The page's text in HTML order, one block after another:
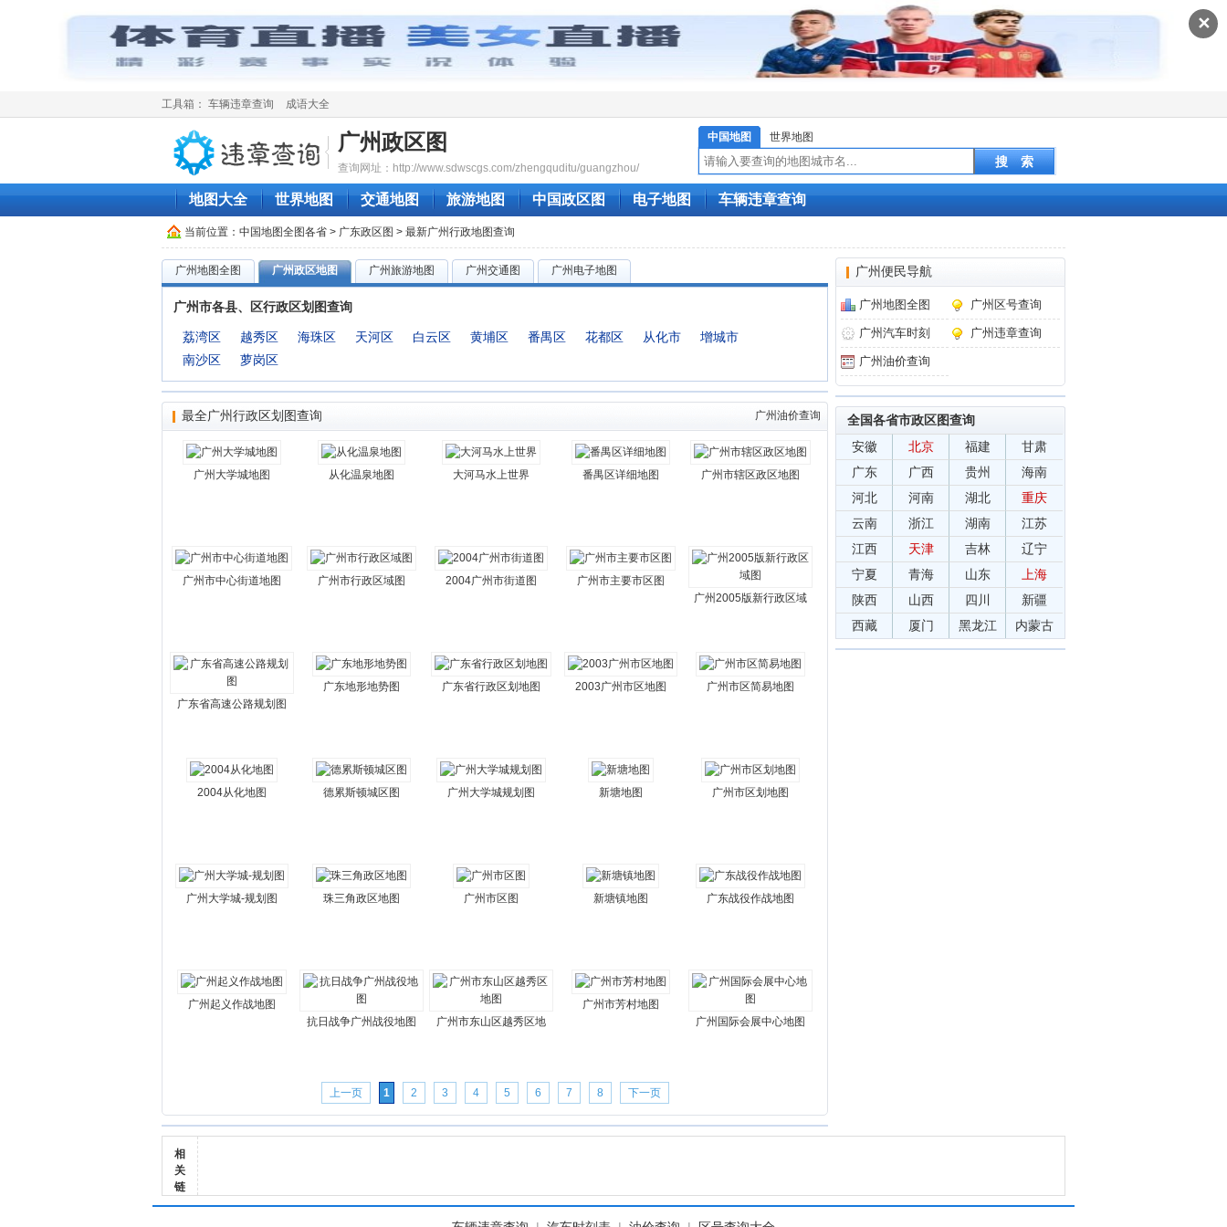
✕
工具箱： 车辆违章查询 成语大全
广州政区图
查询网址：http://www.sdwscgs.com/zhengquditu/guangzhou/
中国地图 世界地图
地图大全 世界地图 交通地图 旅游地图 中国政区图 电子地图 车辆违章查询
当前位置： 中国地图全图各省 > 广东政区图 > 最新广州行政地图查询
广州地图全图 广州政区地图 广州旅游地图 广州交通图 广州电子地图
广州市各县、区行政区划图查询
荔湾区 越秀区 海珠区 天河区 白云区 黄埔区 番禺区 花都区 从化市
增城市
南沙区
萝岗区
最全广州行政区划图查询 广州油价查询
广州大学城地图 从化温泉地图 大河马水上世界 番禺区详细地图 广州市辖区政区地图
广州市中心街道地图 广州市行政区域图 2004广州市街道图
广州市主要市区图
广州2005版新行政区域
广东省高速公路规划图
广东地形地势图 广东省行政区划地图 2003广州市区地图 广州市区简易地图
2004从化地图 德累斯顿城区图 广州大学城规划图 新塘地图 广州市区划地图
广州大学城-规划图 珠三角政区地图 广州市区图 新塘镇地图 广东战役作战地图
广州起义作战地图
抗日战争广州战役地图
广州市东山区越秀区地
广州市芳村地图
广州国际会展中心地图
上一页 1 2 3 4 5 6 7 8 下一页
广州便民导航
广州地图全图 广州区号查询
广州汽车时刻 广州违章查询
广州油价查询
全国各省市政区图查询
安徽
北京 福建
甘肃
广东
广西 贵州
海南
河北
河南 湖北
重庆
云南
浙江 湖南
江苏
江西
天津 吉林
辽宁
宁夏
青海 山东
上海
陕西
山西 四川
新疆
西藏
厦门 黑龙江 内蒙古
相
关
链